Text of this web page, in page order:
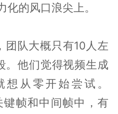
的风口浪尖上。
团队大概只有10人左
。他们觉得视频生成
从零开始尝试。
键帧和中间帧中，有